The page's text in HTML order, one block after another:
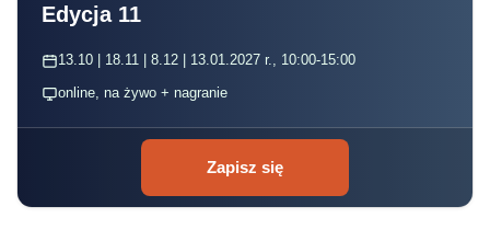
Edycja 11
13.10 | 18.11 | 8.12 | 13.01.2027 r., 10:00-15:00
online, na żywo + nagranie
Zapisz się